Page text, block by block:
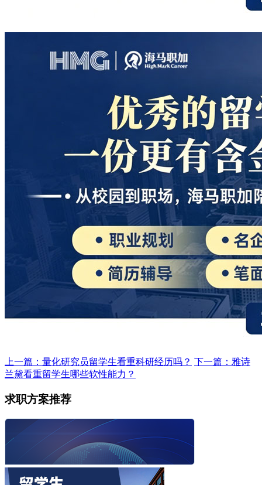
上一篇：量化研究员留学生看重科研经历吗？ 下一篇：雅诗
兰黛看重留学生哪些软性能力？
求职方案推荐